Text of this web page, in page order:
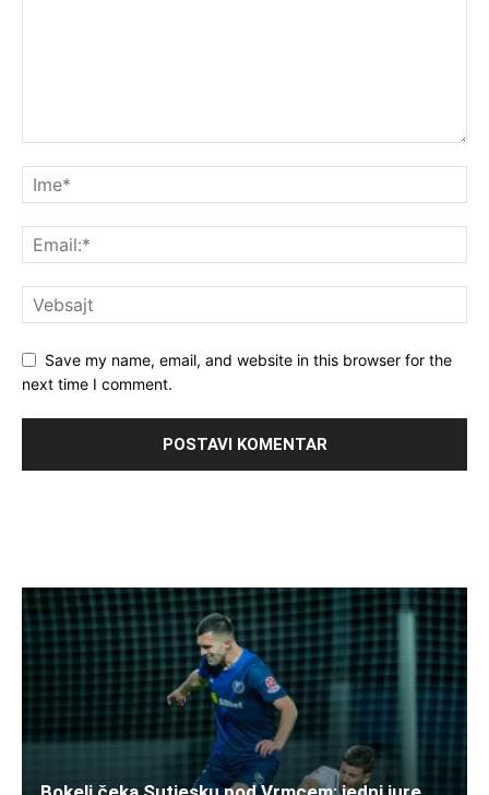
Save my name, email, and website in this browser for the
next time I comment.